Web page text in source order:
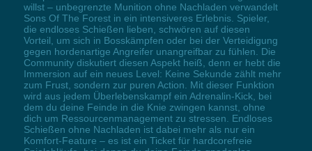
willst – unbegrenzte Munition ohne Nachladen verwandelt
Sons Of The Forest in ein intensiveres Erlebnis. Spieler,
die endloses Schießen lieben, schwören auf diesen
Vorteil, um sich in Bosskämpfen oder bei der Verteidigung
gegen hordenartige Angreifer unangreifbar zu fühlen. Die
Community diskutiert diesen Aspekt heiß, denn er hebt die
Immersion auf ein neues Level: Keine Sekunde zählt mehr
zum Frust, sondern zur puren Action. Mit dieser Funktion
wird aus jedem Überlebenskampf ein Adrenalin-Kick, bei
dem du deine Feinde in die Knie zwingen kannst, ohne
dich um Ressourcenmanagement zu stressen. Endloses
Schießen ohne Nachladen ist dabei mehr als nur ein
Komfort-Feature – es ist ein Ticket für hardcorefreie